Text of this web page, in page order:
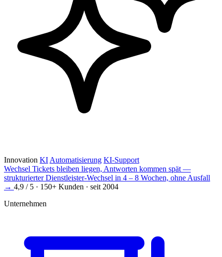
Innovation KI Automatisierung KI-Support
Wechsel Tickets bleiben liegen, Antworten kommen spät —
strukturierter Dienstleister-Wechsel in 4 – 8 Wochen, ohne Ausfall
→ 4,9 / 5 · 150+ Kunden · seit 2004
Unternehmen